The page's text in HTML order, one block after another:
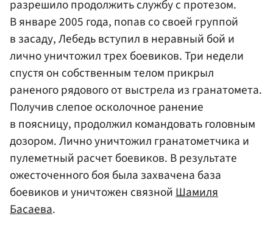
разрешило продолжить службу с протезом.
В январе 2005 года, попав со своей группой
в засаду, Лебедь вступил в неравный бой и
лично уничтожил трех боевиков. Три недели
спустя он собственным телом прикрыл
раненого рядового от выстрела из гранатомета.
Получив слепое осколочное ранение
в поясницу, продолжил командовать головным
дозором. Лично уничтожил гранатометчика и
пулеметный расчет боевиков. В результате
ожесточенного боя была захвачена база
боевиков и уничтожен связнойШамиля
Басаева.